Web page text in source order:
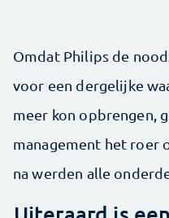
Omdat Philips de
voor een dergelijke
meer kon opbrengen,
management het roer
na werden alle